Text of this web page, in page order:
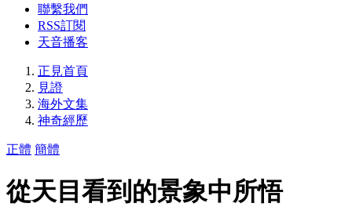
聯繫我們
RSS訂閱
天音播客
正見首頁
見證
海外文集
神奇經歷
正體 簡體
從天目看到的景象中所悟